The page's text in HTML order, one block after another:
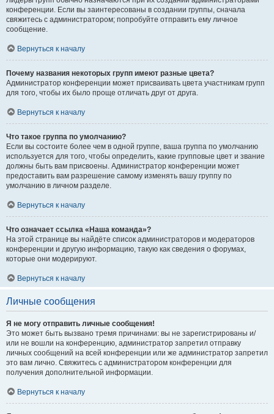
конференции. Если вы заинтересованы в создании группы, сначала
свяжитесь с администратором; попробуйте отправить ему личное
сообщение.
Вернуться к началу
Почему названия некоторых групп имеют разные цвета?
Администратор конференции может присваивать цвета участникам групп
для того, чтобы их было проще отличать друг от друга.
Вернуться к началу
Что такое группа по умолчанию?
Если вы состоите более чем в одной группе, ваша группа по умолчанию
используется для того, чтобы определить, какие групповые цвет и звание
должны быть вам присвоены. Администратор конференции может
предоставить вам разрешение самому изменять вашу группу по
умолчанию в личном разделе.
Вернуться к началу
Что означает ссылка «Наша команда»?
На этой странице вы найдёте список администраторов и модераторов
конференции и другую информацию, такую как сведения о форумах,
которые они модерируют.
Вернуться к началу
Личные сообщения
Я не могу отправить личные сообщения!
Это может быть вызвано тремя причинами: вы не зарегистрированы и/
или не вошли на конференцию, администратор запретил отправку
личных сообщений на всей конференции или же администратор запретил
это вам лично. Свяжитесь с администратором конференции для
получения дополнительной информации.
Вернуться к началу